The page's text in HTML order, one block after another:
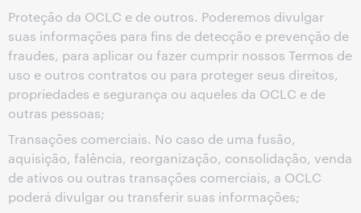
Proteção da OCLC e de outros. Poderemos divulgar
suas informações para fins de detecção e prevenção de
fraudes, para aplicar ou fazer cumprir nossos Termos de
uso e outros contratos ou para proteger seus direitos,
propriedades e segurança ou aqueles da OCLC e de
outras pessoas;
Transações comerciais. No caso de uma fusão,
aquisição, falência, reorganização, consolidação, venda
de ativos ou outras transações comerciais, a OCLC
poderá divulgar ou transferir suas informações;